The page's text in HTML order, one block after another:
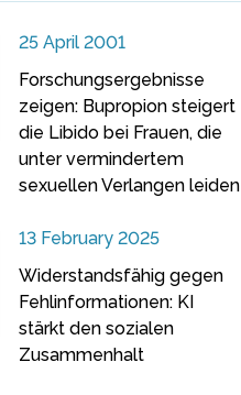
25 April 2001
Forschungsergebnisse
zeigen: Bupropion steigert
die Libido bei Frauen, die
unter vermindertem
sexuellen Verlangen leiden
13 February 2025
Widerstandsfähig gegen
Fehlinformationen: KI
stärkt den sozialen
Zusammenhalt